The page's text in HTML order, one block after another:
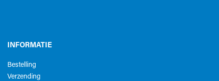
INFORMATIE
Bestelling
Verzending